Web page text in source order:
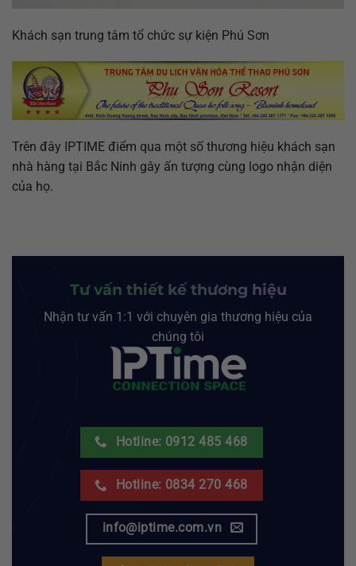
Khách sạn trung tâm tổ chức sự kiện Phú Sơn
Trên đây IPTIME điểm qua một số thương hiệu khách sạn
nhà hàng tại Bắc Ninh gây ấn tượng cùng logo nhận diện
của họ.
Tư vấn thiết kế thương hiệu
Nhận tư vấn 1:1 với chuyên gia thương hiệu của
chúng tôi
Hotline: 0912 485 468
Hotline: 0834 270 468
info@iptime.com.vn